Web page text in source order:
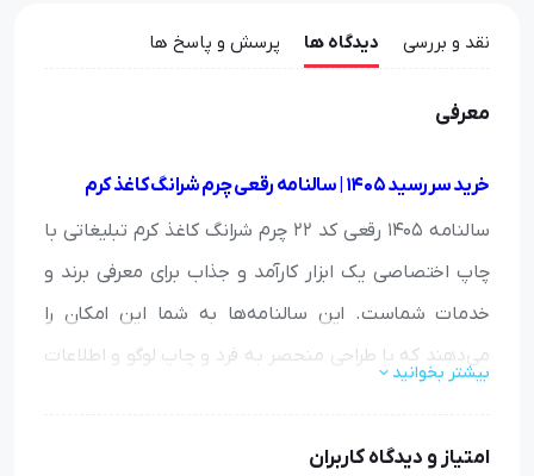
نقد و بررسی دیدگاه ها پرسش و پاسخ ها
معرفی
خرید سررسید 1405 | سالنامه رقعی چرم شرانگ کاغذ کرم
سالنامه 1405 رقعی کد 22 چرم شرانگ کاغذ کرم تبلیغاتی با
چاپ اختصاصی یک ابزار کارآمد و جذاب برای معرفی برند و
خدمات شماست. این سالنامه‌ها به شما این امکان را
می‌دهند که با طراحی منحصر به فرد و چاپ لوگو و اطلاعات
این محصول با کیفیت بالا و طراحی‌های متنوع، مناسب برای
بیشتر بخوانید
امتیاز و دیدگاه کاربران